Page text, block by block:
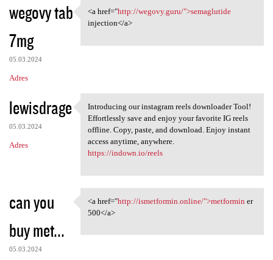
wegovy tab
7mg
05.03.2024
Adres
<a href="http://wegovy.guru/"
<a href="http://wegovy.guru/">semaglutide
injection</a>
lewisdrage
05.03.2024
Adres
Introducing our instagram
Introducing our instagram reels downloader Tool!
Effortlessly save and enjoy your favorite IG reels
offline. Copy, paste, and download. Enjoy instant
access anytime, anywhere.
https://indown.io/reels
can you
buy met...
05.03.2024
<a href="http://ismetformin
<a href="http://ismetformin.online/">metformin er
500</a>